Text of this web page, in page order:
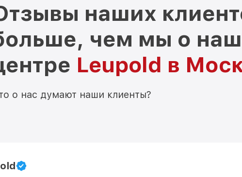
наших
чем мы о
Leupold в
о нас думают наши клиенты?